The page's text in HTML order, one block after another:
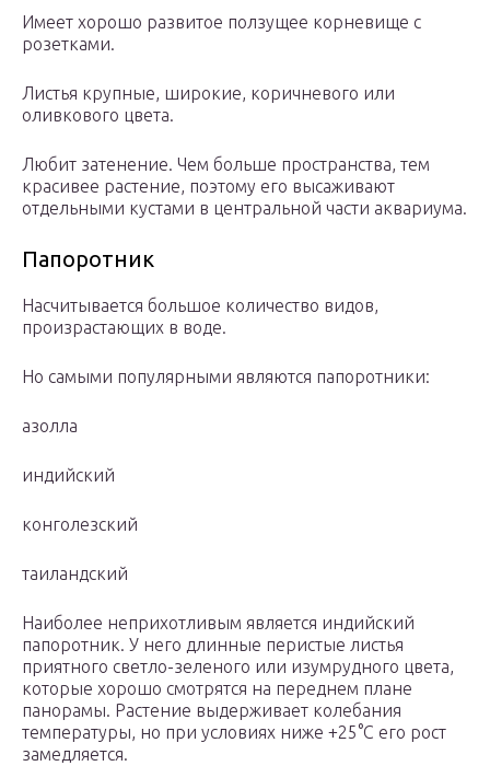
Имеет хорошо развитое ползущее корневище с
розетками.
Листья крупные, широкие, коричневого или
оливкового цвета.
Любит затенение. Чем больше пространства, тем
красивее растение, поэтому его высаживают
отдельными кустами в центральной части аквариума.
Папоротник
Насчитывается большое количество видов,
произрастающих в воде.
Но самыми популярными являются папоротники:
азолла
индийский
конголезский
таиландский
Наиболее неприхотливым является индийский
папоротник. У него длинные перистые листья
приятного светло-зеленого или изумрудного цвета,
которые хорошо смотрятся на переднем плане
панорамы. Растение выдерживает колебания
температуры, но при условиях ниже +25°С его рост
замедляется.